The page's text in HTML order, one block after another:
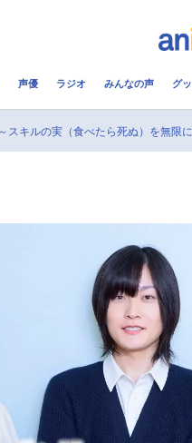
実写化映
男性声優
声優 ラジオ みんなの声 グ
スキルの実（食べたら死ぬ）を無限